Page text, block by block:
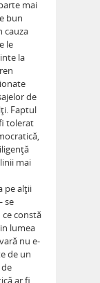
mai
bun
cauza
le
la
de
Faptul
tolerat
mai
pe alţii
se
constă
lumea
nu e-
de un